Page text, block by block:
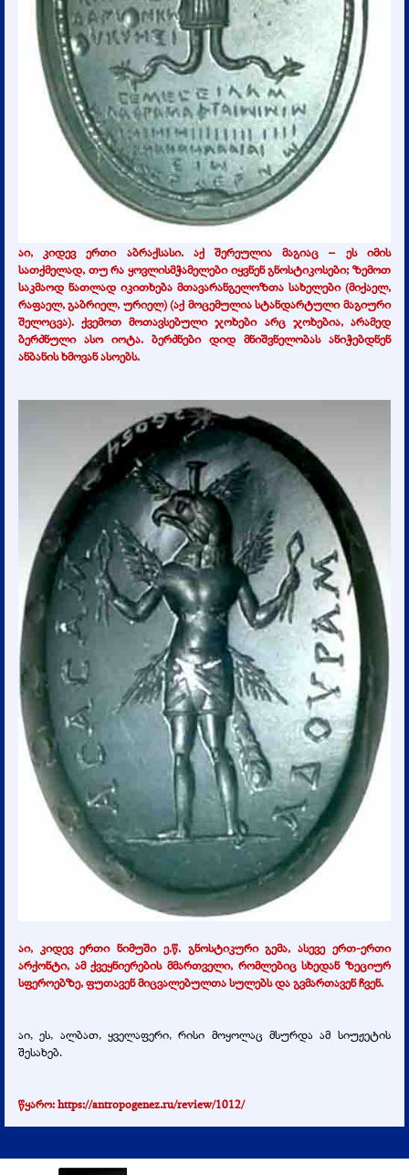
აი, კიდევ ერთი აბრაქსასი. აქ შერეულია მაგიაც – ეს იმის
სათქმელად, თუ რა ყოვლისმჭამელები იყვნენ გნოსტიკოსები; ზემოთ
საკმაოდ ნათლად იკითხება მთავარანგელოზთა სახელები (მიქაელ,
რაფაელ, გაბრიელ, ურიელ) (აქ მოცემულია სტანდარტული მაგიური
შელოცვა). ქვემოთ მოთავსებული ჯოხები არც ჯოხებია, არამედ
ბერძნული ასო იოტა. ბერძნები დიდ მნიშვნელობას ანიჭებდნენ
ანბანის ხმოვან ასოებს.
აი, კიდევ ერთი ნიმუში ე.წ. გნოსტიკური გემა, ასევე ერთ-ერთი
არქონტი, ამ ქვეყნიერების მმართველი, რომლებიც სხედან ზეციურ
სფეროებზე, ფუთავენ მიცვალებულთა სულებს და გვმართავენ ჩვენ.
აი, ეს, ალბათ, ყველაფერი, რისი მოყოლაც მსურდა ამ სიუჟეტის
შესახებ.
წყარო: https://antropogenez.ru/review/1012/